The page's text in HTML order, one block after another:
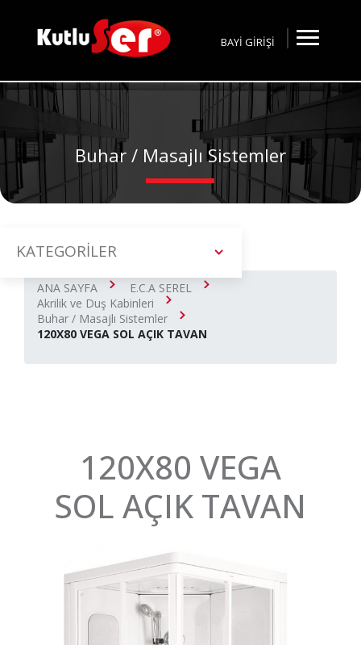
BAYİ GİRİŞİ
Buhar / Masajlı Sistemler
KATEGORİLER
ANA SAYFA
E.C.A SEREL
Akrilik ve Duş Kabinleri
Buhar / Masajlı Sistemler
120X80 VEGA SOL AÇIK TAVAN
120X80 VEGA
SOL AÇIK TAVAN